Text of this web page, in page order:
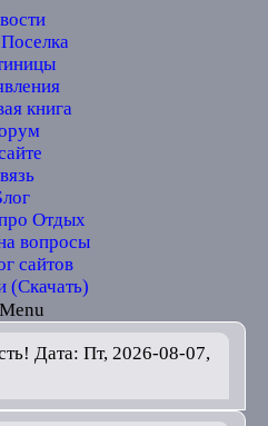
книга
Отдых
вопросы
сайтов
(Скачать)
Дата: Пт, 2026-08-07,